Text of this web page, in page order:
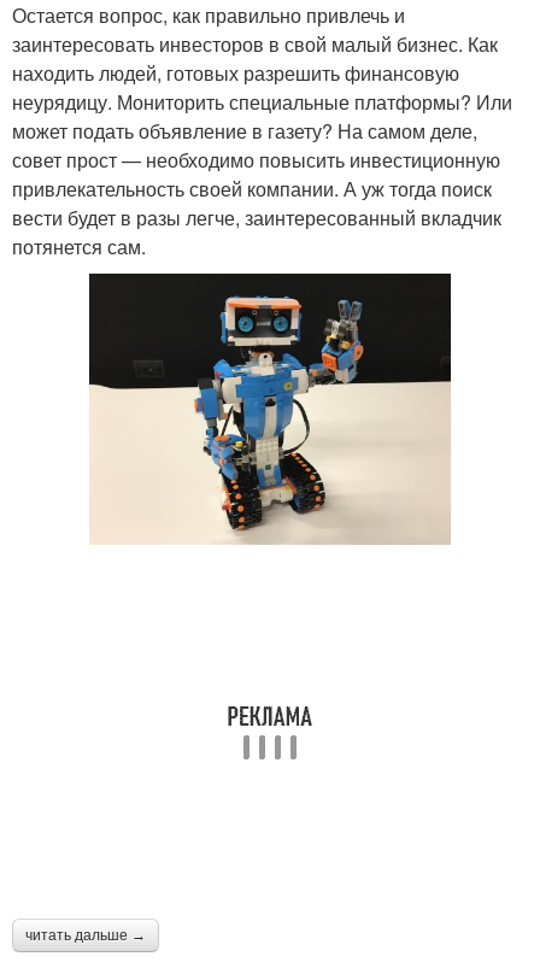
Остается вопрос, как правильно привлечь и
заинтересовать инвесторов в свой малый бизнес. Как
находить людей, готовых разрешить финансовую
неурядицу. Мониторить специальные платформы? Или
может подать объявление в газету? На самом деле,
совет прост — необходимо повысить инвестиционную
привлекательность своей компании. А уж тогда поиск
вести будет в разы легче, заинтересованный вкладчик
потянется сам.
читать дальше →